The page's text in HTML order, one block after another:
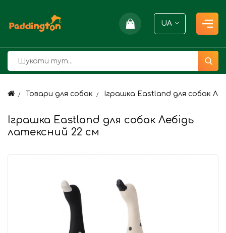
UA
Товари для собак Іграшка Eastland для собак
Іграшка Eastland для собак Лебідь
латексний 22 см